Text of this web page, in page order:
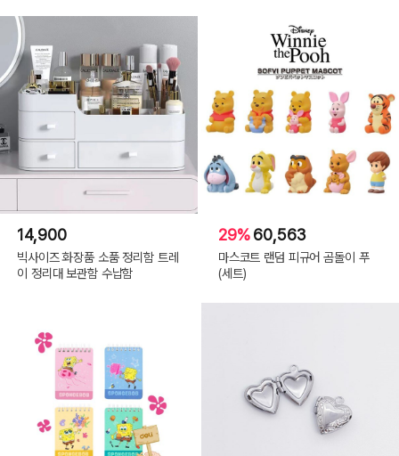
14,900
빅사이즈 화장품 소품 정리함 트레
이 정리대 보관함 수납함
29%60,563
마스코트 랜덤 피규어 곰돌이 푸
(세트)